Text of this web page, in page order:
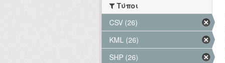
Τύποι
CSV (26)
KML (26)
SHP (26)